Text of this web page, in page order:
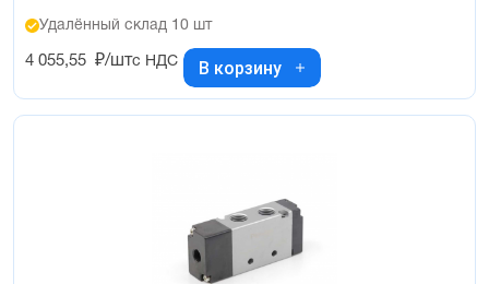
Удалённый склад 10 шт
4 055,55 ₽/штс НДС В корзину